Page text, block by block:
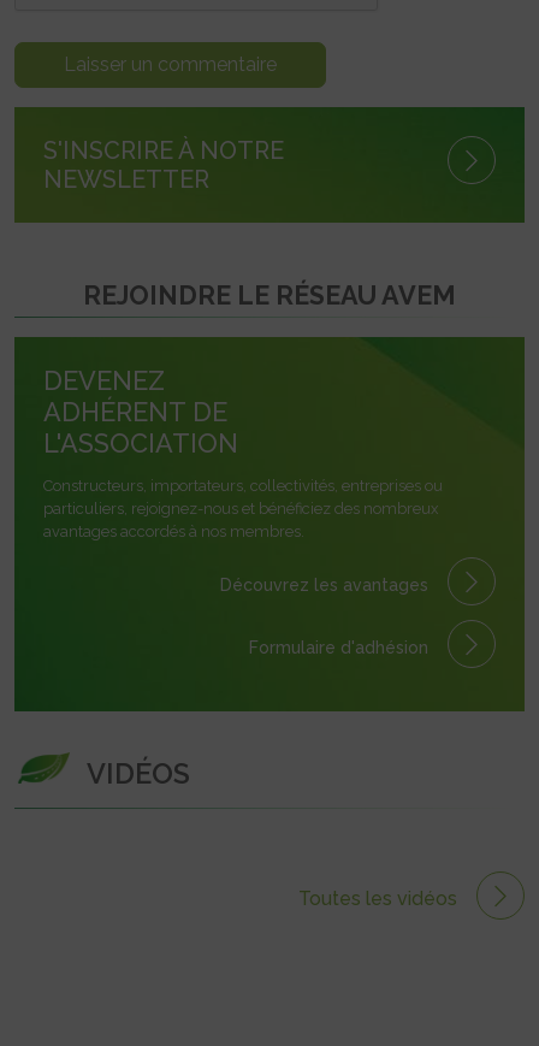
S'INSCRIRE À NOTRE
NEWSLETTER
REJOINDRE LE RÉSEAU AVEM
DEVENEZ
ADHÉRENT DE
L'ASSOCIATION
Constructeurs, importateurs, collectivités, entreprises ou
particuliers, rejoignez-nous et bénéficiez des nombreux
avantages accordés à nos membres.
Découvrez les avantages
Formulaire d'adhésion
VIDÉOS
Toutes les vidéos